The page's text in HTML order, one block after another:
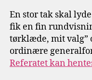
En stor tak skal
fik en fin
tørklæde, mit valg”
ordinære
Referatet kan